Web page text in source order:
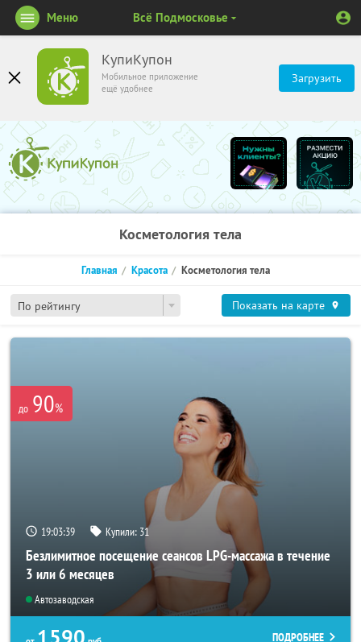
КупиКупон
Мобильное приложение
ещё удобнее
Загрузить
Меню Всё Подмосковье
Косметология тела
По рейтингу
Главная Красота Косметология тела
Показать на карте
до 90%
19:03:39 Купили: 31
Безлимитное посещение сеансов LPG-массажа в течение
3 или 6 месяцев
Автозаводская
ПОДРОБНЕЕ